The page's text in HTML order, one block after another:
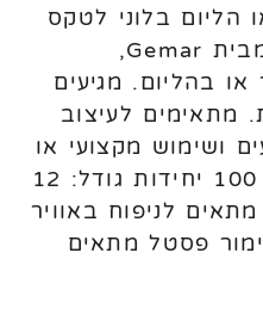
הליום בלוני לטקס
פסטל בגודל 12 אינץ׳ מבית Gemar,
או בהליום. מגיעים
100 יחידות. מתאימים לעיצוב
ושימוש מקצועי או
פרטי. מאפיינים: כמות: 100 יחידות גודל: 12
לניפוח באוויר
פסטל מתאים